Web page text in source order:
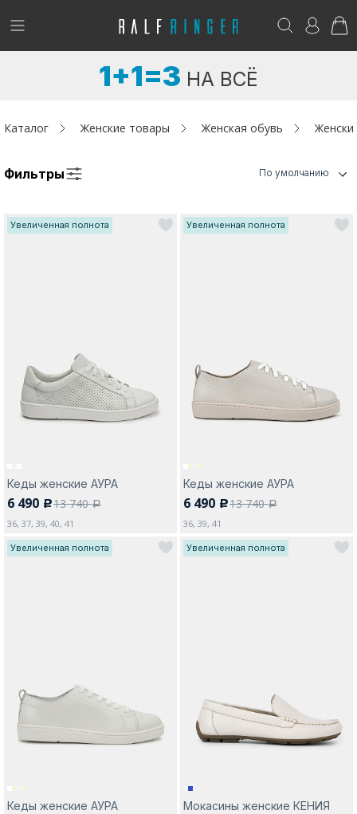
!
Женщинам
Адреса магазинов
Да, все верно Изменить город
Возникли вопросы? - club@ralf.ru
1+1=3 НА ВСЁ
Каталог Женские товары Женская обувь
Фильтры По умолчанию
Увеличенная полнота
Кеды женские АУРА
6 490 c13 740a
36, 37, 39, 40, 41
Увеличенная полнота
Кеды женские АУРА
6 490 c13 740a
36, 39, 41
Увеличенная полнота
Кеды женские АУРА
Увеличенная полнота
Мокасины женские КЕНИЯ